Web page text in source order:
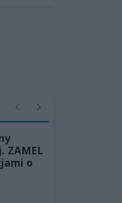
PoprzednieNastępne
ZAMEL
o